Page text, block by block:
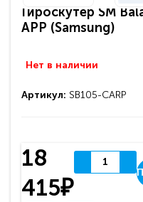
Гироскутер SM
APP (Samsung)
Нет в наличии
Артикул: SB105-CARP
18
415₽